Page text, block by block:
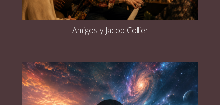
Amigos y Jacob Collier